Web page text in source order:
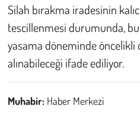
Silah bırakma iradesinin
tescillenmesi durumunda,
yasama döneminde öncelikli
alınabileceği ifade ediliyor.
Muhabir: Haber Merkezi